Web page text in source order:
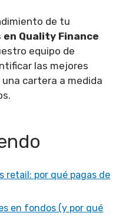
de tu
Quality Finance
equipo de
las mejores
cartera a medida
retail: por qué pagas de
en fondos (y por qué